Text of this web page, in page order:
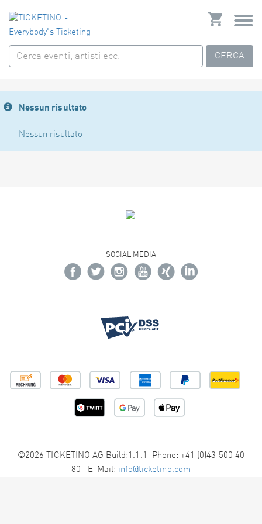
CERCA
Nessun risultato
Nessun risultato
SOCIAL MEDIA
©2026 TICKETINO AG Build:1.1.1 Phone: +41 (0)43 500 40
80 E-Mail: info@ticketino.com